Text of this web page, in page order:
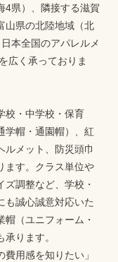
4県）、隣接する滋賀
山県の北陸地域（北
本全国のアパレルメ
広く承っておりま
校・中学校・保育
学帽・通園帽）、紅
ルメット、防災頭巾
ます。クラス単位や
調整など、学校・
も誠心誠意対応いた
帽（ユニフォーム・
ります。
費用感を知りたい」